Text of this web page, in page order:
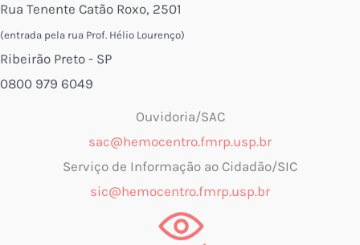
Rua Tenente Catão Roxo, 2501
(entrada pela rua Prof. Hélio Lourenço)
Ribeirão Preto - SP
0800 979 6049
Ouvidoria/SAC
sac@hemocentro.fmrp.usp.br
Serviço de Informação ao Cidadão/SIC
sic@hemocentro.fmrp.usp.br